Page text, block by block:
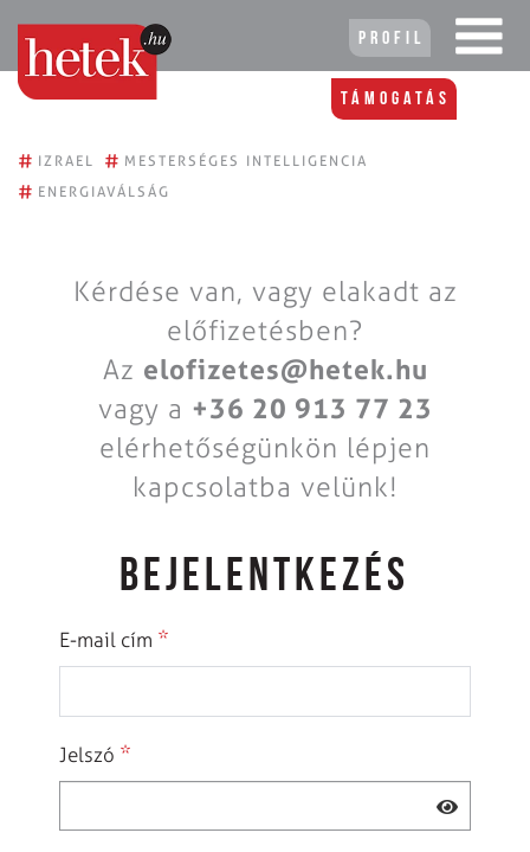
Profil
Támogatás
# IZRAEL # MESTERSÉGES INTELLIGENCIA
# ENERGIAVÁLSÁG
Kérdése van, vagy elakadt az
előfizetésben?
Az elofizetes@hetek.hu
vagy a +36 20 913 77 23
elérhetőségünkön lépjen
kapcsolatba velünk!
BEJELENTKEZÉS
E-mail cím *
Jelszó *